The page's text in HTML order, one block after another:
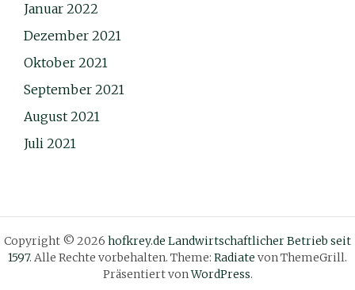
Januar 2022
Dezember 2021
Oktober 2021
September 2021
August 2021
Juli 2021
Copyright © 2026 hofkrey.de Landwirtschaftlicher Betrieb seit
1597. Alle Rechte vorbehalten. Theme: Radiate von ThemeGrill.
Präsentiert vonWordPress.